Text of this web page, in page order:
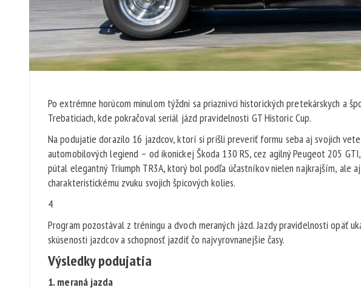
Po extrémne horúcom minulom týždni sa priaznivci historických pretekárskych a
Trebaticiach, kde pokračoval seriál jázd pravidelnosti GT Historic Cup.
Na podujatie dorazilo 16 jazdcov, ktorí si prišli preveriť formu seba aj svojich
automobilových legiend – od ikonickej Škoda 130 RS, cez agilný Peugeot 205
pútal elegantný Triumph TR3A, ktorý bol podľa účastníkov nielen najkrajším, ale
charakteristickému zvuku svojich špicových kolies.
4
Program pozostával z tréningu a dvoch meraných jázd. Jazdy pravidelnosti opäť
skúsenosti jazdcov a schopnosť jazdiť čo najvyrovnanejšie časy.
Výsledky podujatia
1. meraná jazda